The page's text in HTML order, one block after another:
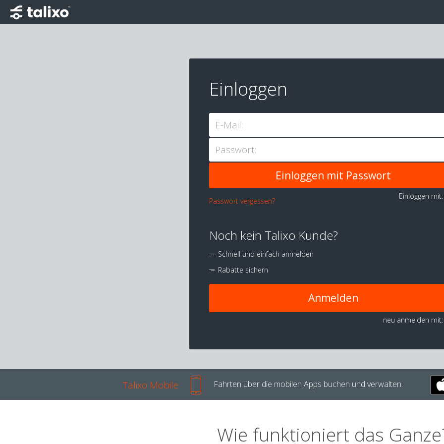
Einloggen
E-Mail:
Passwort:
Passwort vergessen?
Einloggen
Noch kein Talixo Kunde?
Schnell und einfach anmelden
Rabatte sichern
Anmelden
neu anmelden mit:
Talixo Mobile Fahrten über die mobilen Apps buchen und verwalten.
Wie funktioniert das